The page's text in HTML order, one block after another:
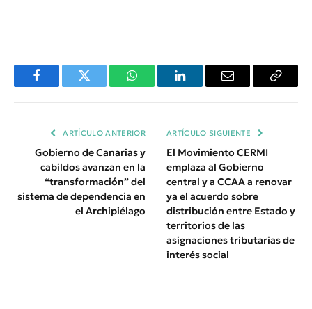
FacebookTwitter WhatsAppLinkedInEmail
Copiar
ARTÍCULO ANTERIOR
Gobierno de Canarias y
cabildos avanzan en la
“transformación” del
sistema de dependencia en
el Archipiélago
ARTÍCULO SIGUIENTE
El Movimiento CERMI
emplaza al Gobierno
central y a CCAA a renovar
ya el acuerdo sobre
distribución entre Estado y
territorios de las
asignaciones tributarias de
interés social